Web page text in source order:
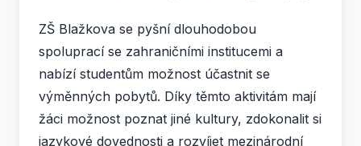
ZŠ Blažkova se pyšní dlouhodobou
spoluprací se zahraničními institucemi a
nabízí studentům možnost účastnit se
výměnných pobytů. Díky těmto aktivitám mají
žáci možnost poznat jiné kultury, zdokonalit si
jazykové dovednosti a rozvíjet mezinárodní